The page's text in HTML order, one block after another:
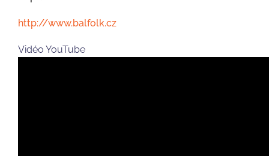
http://www.balfolk.cz
Vidéo YouTube